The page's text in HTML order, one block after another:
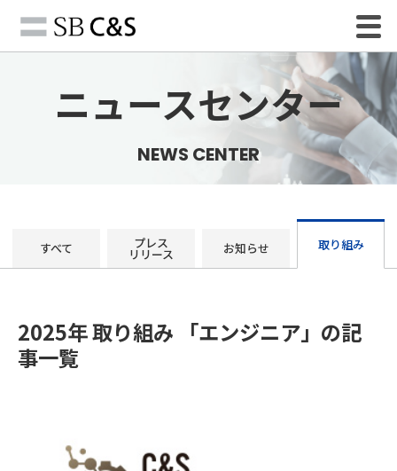
ニュースセンター
NEWS CENTER
すべて プレス
リリース お知らせ 取り組み
2025年 取り組み 「エンジニア」の記
事一覧